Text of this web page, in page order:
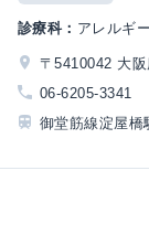
診療科： アレルギ
〒5410042 大
06-6205-3341
御堂筋線淀屋橋